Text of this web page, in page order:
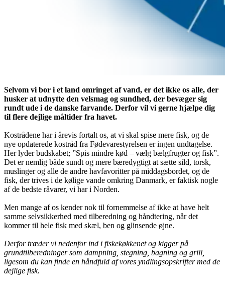
Selvom vi bor i et land omringet af vand, er det ikke os alle, der
husker at udnytte den velsmag og sundhed, der bevæger sig
rundt ude i de danske farvande. Derfor vil vi gerne hjælpe dig
til flere dejlige måltider fra havet.
Kostrådene har i årevis fortalt os, at vi skal spise mere fisk, og de
nye opdaterede kostråd fra Fødevarestyrelsen er ingen undtagelse.
Her lyder budskabet; ”Spis mindre kød – vælg bælgfrugter og fisk”.
Det er nemlig både sundt og mere bæredygtigt at sætte sild, torsk,
muslinger og alle de andre havfavoritter på middagsbordet, og de
fisk, der trives i de kølige vande omkring Danmark, er faktisk nogle
af de bedste råvarer, vi har i Norden.
Men mange af os kender nok til fornemmelse af ikke at have helt
samme selvsikkerhed med tilberedning og håndtering, når det
kommer til hele fisk med skæl, ben og glinsende øjne.
Derfor træder vi nedenfor ind i fiskekøkkenet og kigger på
grundtilberedninger som dampning, stegning, bagning og grill,
ligesom du kan finde en håndfuld af vores yndlingsopskrifter med de
dejlige fisk.